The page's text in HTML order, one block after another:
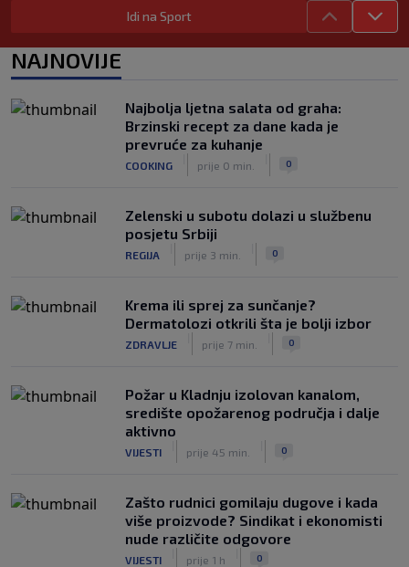
NOGOMET
NOGOMET
| | 0
Izvinjenje s elementima prijetnje i
„gomila slabića“ u UEFA-i
Idi na Sport
NAJNOVIJE
Najbolja ljetna salata od graha:
Brzinski recept za dane kada je
prevruće za kuhanje
COOKING prije 0 min. 0
Zelenski u subotu dolazi u službenu
posjetu Srbiji
REGIJA prije 3 min. 0
Krema ili sprej za sunčanje?
Dermatolozi otkrili šta je bolji izbor
ZDRAVLJE prije 7 min. 0
Požar u Kladnju izolovan kanalom,
središte opožarenog područja i dalje
aktivno
VIJESTI prije 45 min. 0
Zašto rudnici gomilaju dugove i kada
više proizvode? Sindikat i ekonomisti
nude različite odgovore
VIJESTI prije 1 h 0